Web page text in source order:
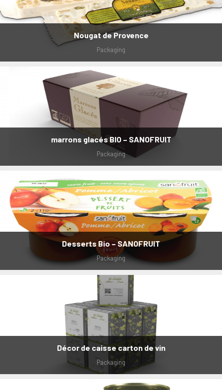
Nougat de Provence
Packaging
marrons glacés BIO – SANOFRUIT
Packaging
Desserts Bio – SANOFRUIT
Packaging
Décor de caisse carton de vin
Packaging